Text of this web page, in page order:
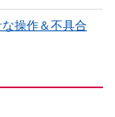
操作＆不具合